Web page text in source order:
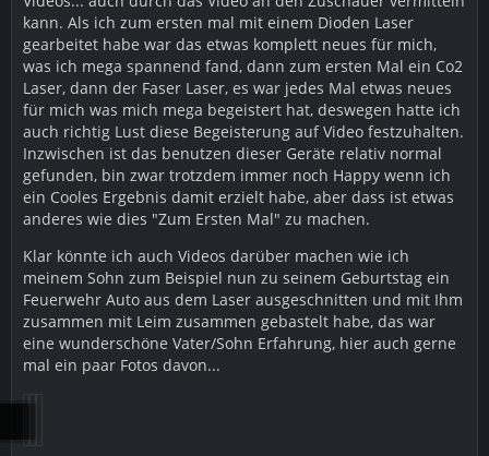
kann. Als ich zum ersten mal mit einem Dioden Laser
gearbeitet habe war das etwas komplett neues für mich,
was ich mega spannend fand, dann zum ersten Mal ein Co2
Laser, dann der Faser Laser, es war jedes Mal etwas neues
für mich was mich mega begeistert hat, deswegen hatte ich
auch richtig Lust diese Begeisterung auf Video festzuhalten.
Inzwischen ist das benutzen dieser Geräte relativ normal
gefunden, bin zwar trotzdem immer noch Happy wenn ich
ein Cooles Ergebnis damit erzielt habe, aber dass ist etwas
anderes wie dies "Zum Ersten Mal" zu machen.
Klar könnte ich auch Videos darüber machen wie ich
meinem Sohn zum Beispiel nun zu seinem Geburtstag ein
Feuerwehr Auto aus dem Laser ausgeschnitten und mit Ihm
zusammen mit Leim zusammen gebastelt habe, das war
eine wunderschöne Vater/Sohn Erfahrung, hier auch gerne
mal ein paar Fotos davon...